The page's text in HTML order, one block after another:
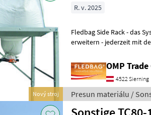
Nový stroj
R. v. 2025
Fledbag Side Rack - das
erweitern - jederzeit mit
OMP Trade
4522 Sierning
Presun materiálu /